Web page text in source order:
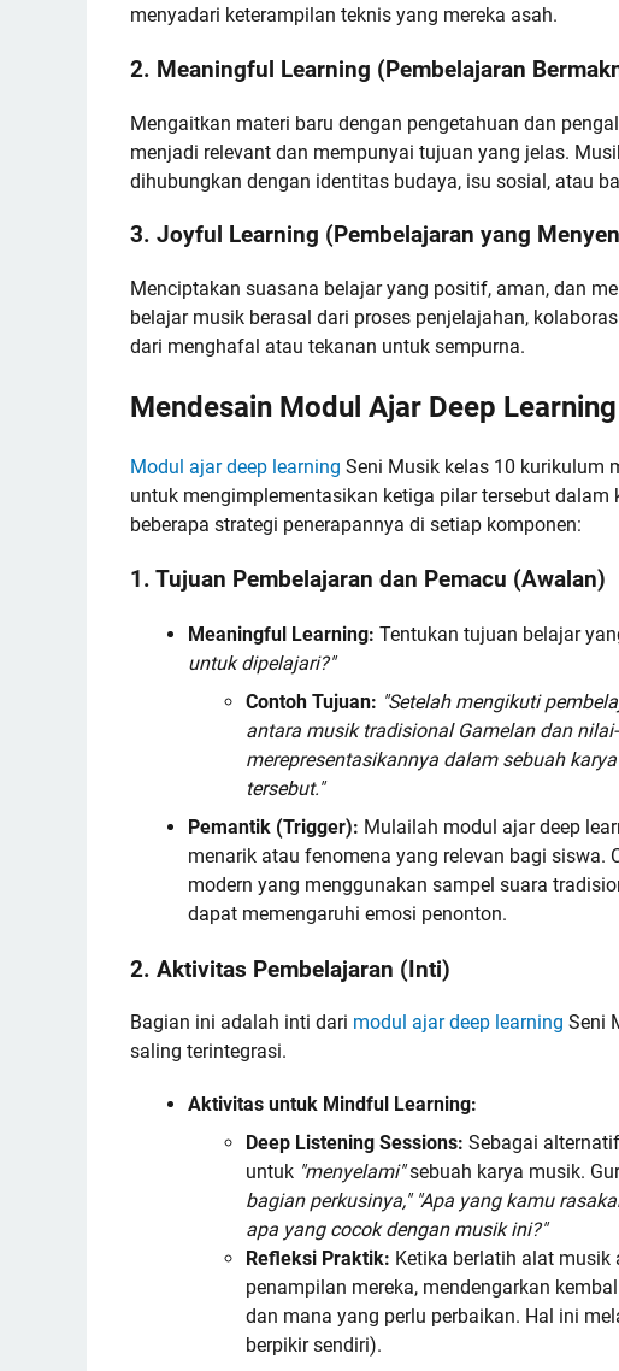
menyadari keterampilan teknis yang mereka asah.
2. Meaningful Learning (Pembelajaran
Mengaitkan materi baru dengan pengetahuan dan
menjadi relevant dan mempunyai tujuan yang jelas.
dihubungkan dengan identitas budaya, isu sosial, atau
3. Joyful Learning (Pembelajaran yang
Menciptakan suasana belajar yang positif, aman, dan
belajar musik berasal dari proses penjelajahan,
dari menghafal atau tekanan untuk sempurna.
Mendesain Modul Ajar Deep
Modul ajar deep learning Seni Musik kelas 10 kurikulum
untuk mengimplementasikan ketiga pilar tersebut dalam
beberapa strategi penerapannya di setiap komponen:
1. Tujuan Pembelajaran dan Pemacu (Awalan)
Meaningful Learning: Tentukan tujuan belajar
untuk dipelajari?"
Contoh Tujuan: "Setelah mengikuti
antara musik tradisional Gamelan dan
merepresentasikannya dalam sebuah
tersebut."
Pemantik (Trigger): Mulailah modul ajar deep
menarik atau fenomena yang relevan bagi
modern yang menggunakan sampel suara
dapat memengaruhi emosi penonton.
2. Aktivitas Pembelajaran (Inti)
Bagian ini adalah inti dari modul ajar deep learning Seni
saling terintegrasi.
Aktivitas untuk Mindful Learning:
Deep Listening Sessions: Sebagai
untuk "menyelami"sebuah karya musik.
bagian perkusinya," "Apa yang kamu
apa yang cocok dengan musik ini?"
Refleksi Praktik: Ketika berlatih alat
penampilan mereka, mendengarkan
dan mana yang perlu perbaikan. Hal ini
berpikir sendiri).